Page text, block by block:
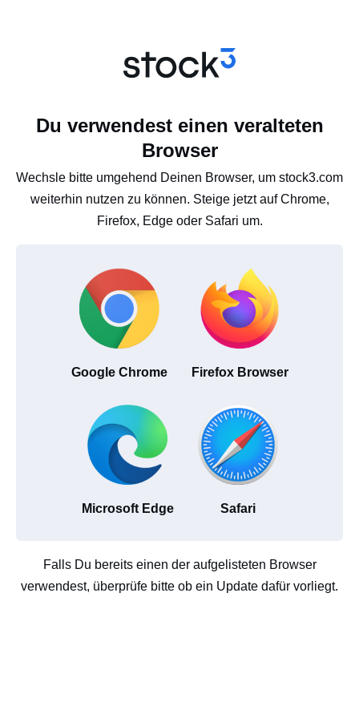
Du verwendest einen veralteten
Browser
Wechsle bitte umgehend Deinen Browser, um stock3.com
weiterhin nutzen zu können. Steige jetzt auf Chrome,
Firefox, Edge oder Safari um.
Google Chrome Firefox Browser
Microsoft Edge Safari
Falls Du bereits einen der aufgelisteten Browser
verwendest, überprüfe bitte ob ein Update dafür vorliegt.